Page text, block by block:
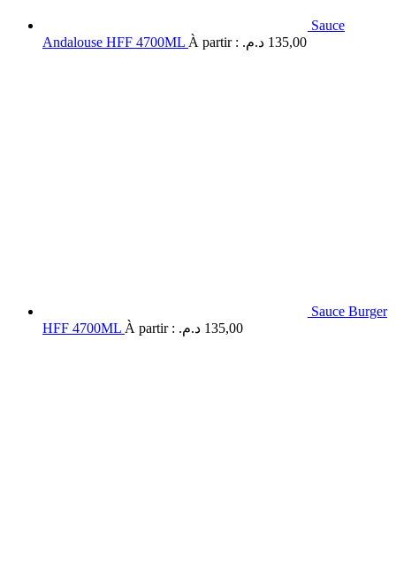
Sauce
Andalouse HFF 4700ML À partir : 135,00 د.م.
Sauce Burger
HFF 4700ML À partir : 135,00 د.م.